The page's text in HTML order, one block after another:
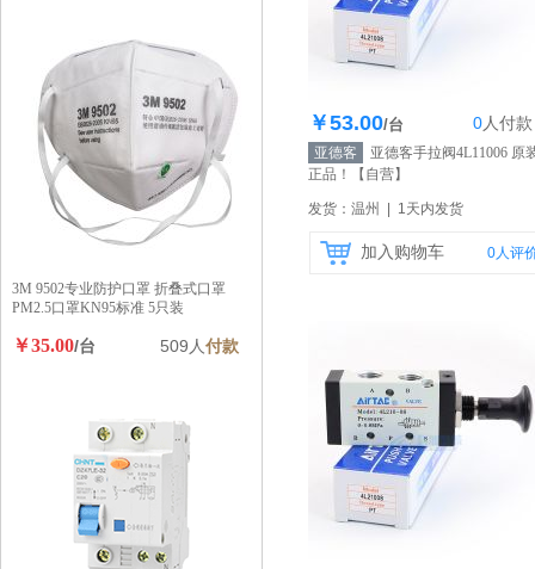
库存100个
￥53.00/台 0人付款
亚德客
亚德客手拉阀4L11006 原
正品！
【自营】
发货：温州 | 1天内发货
加入购物车 0人评
3M 9502专业防护口罩 折叠式口罩
PM2.5口罩KN95标准 5只装
￥35.00/台 509人付款